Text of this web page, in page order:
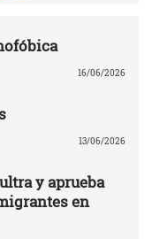
16/06/2026
13/06/2026
y aprueba
en